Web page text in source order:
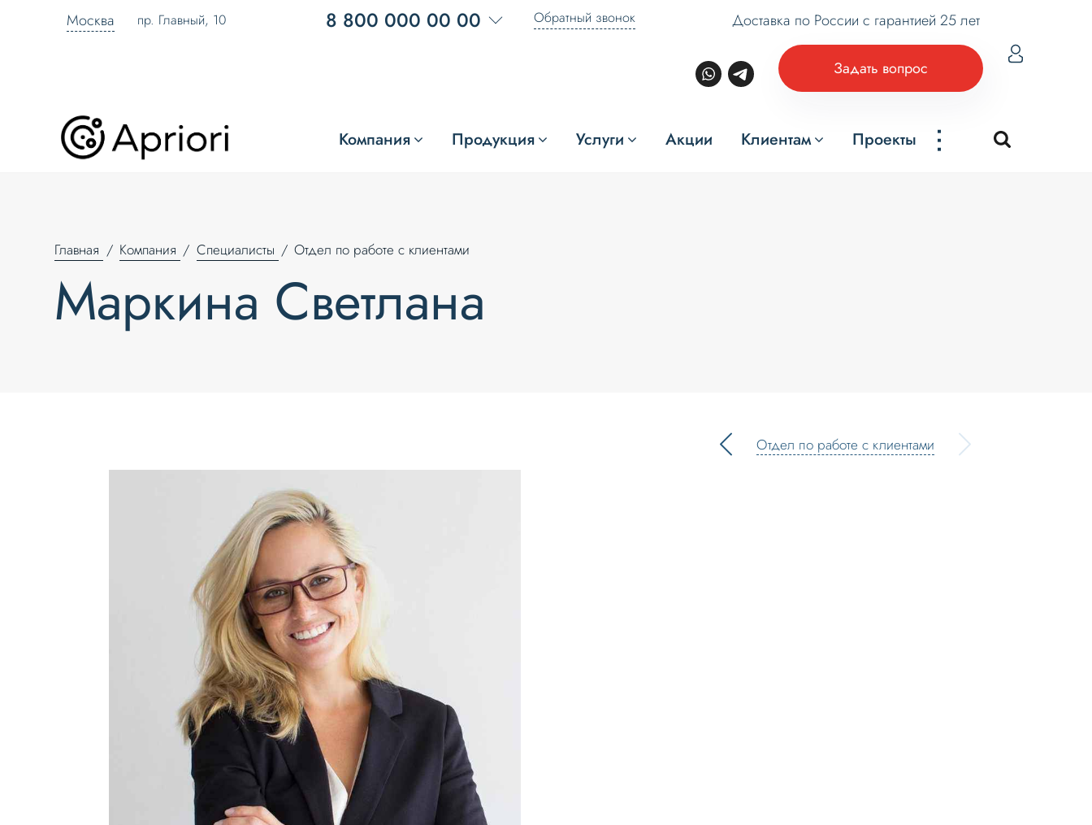
Москва пр. Главный, 10 8 800 000 00 00 Обратный звонок Доставка по России с гарантией 25 лет
Задать вопрос
Компания Продукция Услуги Акции Клиентам Проекты ...
Главная Компания Специалисты Отдел по работе с клиентами
Маркина Светлана
Отдел по работе с клиентами